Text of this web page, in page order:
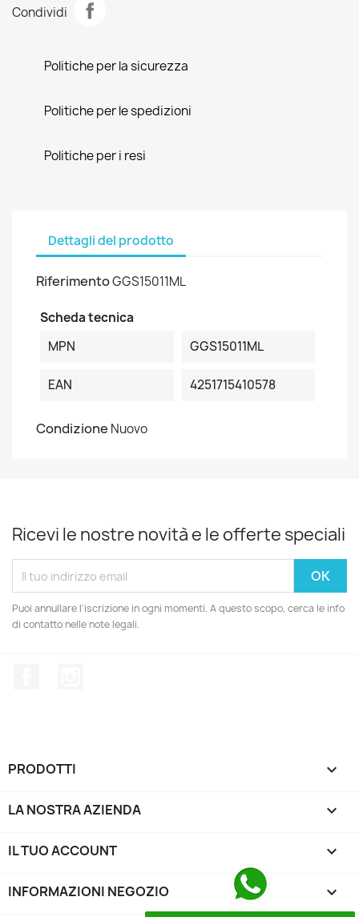
Condividi
Politiche per la sicurezza
Politiche per le spedizioni
Politiche per i resi
Dettagli del prodotto
RiferimentoGGS15011ML
Scheda tecnica
MPN
GGS15011ML
EAN 4251715410578
Condizione Nuovo
Ricevi le nostre novità e le offerte speciali
Puoi annullare l'iscrizione in ogni momenti. A questo scopo, cerca le info
di contatto nelle note legali.
PRODOTTI 
LA NOSTRA AZIENDA 
IL TUO ACCOUNT 
INFORMAZIONI NEGOZIO keyboard_arrow_down